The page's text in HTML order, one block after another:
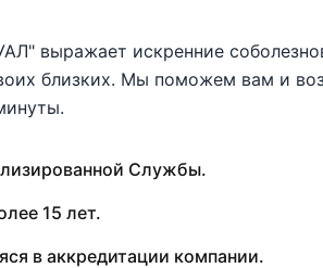
выражает искренние
близких. Мы поможем вам и
Службы.
15 лет.
в аккредитации компании.